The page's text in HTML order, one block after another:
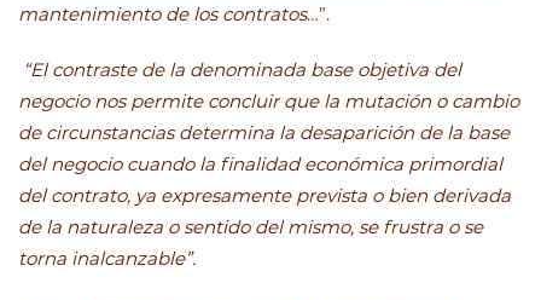
mantenimiento de los contratos…”.
“El contraste de la denominada base objetiva del
negocio nos permite concluir que la mutación o cambio
de circunstancias determina la desaparición de la base
del negocio cuando la finalidad económica primordial
del contrato, ya expresamente prevista o bien derivada
de la naturaleza o sentido del mismo, se frustra o se
torna inalcanzable”.